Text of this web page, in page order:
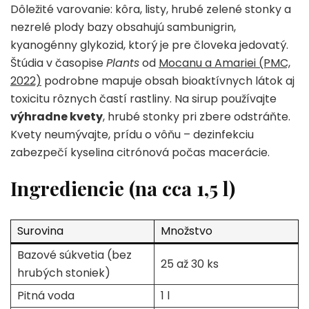
Dôležité varovanie: kôra, listy, hrubé zelené stonky a
nezrelé plody bazy obsahujú sambunigrin,
kyanogénny glykozid, ktorý je pre človeka jedovatý.
Štúdia v časopisePlantsod Mocanu a Amariei (PMC,
2022) podrobne mapuje obsah bioaktívnych látok aj
toxicitu rôznych častí rastliny. Na sirup používajte
výhradne kvety, hrubé stonky pri zbere odstráňte.
Kvety neumývajte, prídu o vôňu – dezinfekciu
zabezpečí kyselina citrónová počas macerácie.
Ingrediencie (na cca 1,5 l)
Surovina
Množstvo
Bazové súkvetia (bez
hrubých stoniek)
25 až 30 ks
Pitná voda
1 l